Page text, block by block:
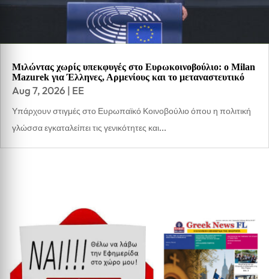
Μιλώντας χωρίς υπεκφυγές στο Ευρωκοινοβούλιο: ο Milan
Mazurek για Έλληνες, Αρμενίους και το μεταναστευτικό
Aug 7, 2026 | EE
Υπάρχουν στιγμές στο Ευρωπαϊκό Κοινοβούλιο όπου η πολιτική
γλώσσα εγκαταλείπει τις γενικότητες και...